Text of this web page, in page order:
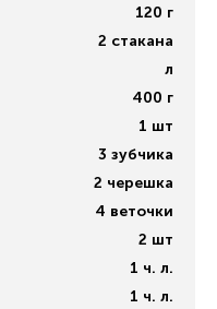
120 г
2 стакана
л
400 г
1 шт
3 зубчика
2 черешка
4 веточки
2 шт
1 ч. л.
1 ч. л.